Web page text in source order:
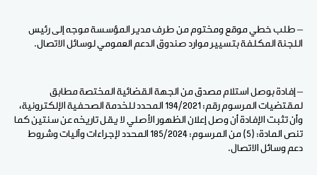
– طلب خطي موقع ومختوم من طرف مدير المؤسسة موجه إلى رئيس
اللجنة المكلفة بتسيير موارد صندوق الدعم العمومي لوسائل الاتصال.
– إفادة بوصل استلام مصدق من الجهة القضائية المختصة مطابق
لمقتضيات المرسوم رقم: 194/2021 المحدد للخدمة الصحفية الإلكترونية،
وأن تثبت الإفادة أن وصل إعلان الظهور الأصلي لا يقل تاريخه عن سنتين كما
تنص المادة: (5) من المرسوم: 185/2024 المحدد لإجراءات وآليات وشروط
دعم وسائل الاتصال.